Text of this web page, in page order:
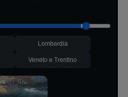
Lombardia
Veneto e Trentino